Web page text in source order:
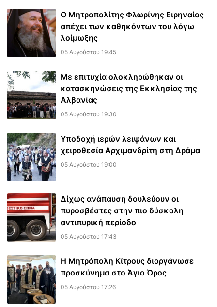
Ο Μητροπολίτης Φλωρίνης Ειρηναίος
απέχει των καθηκόντων του λόγω
λοίμωξης
05 Αυγούστου 19:45
Με επιτυχία ολοκληρώθηκαν οι
κατασκηνώσεις της Εκκλησίας της
Αλβανίας
05 Αυγούστου 19:30
Υποδοχή ιερών λειψάνων και
χειροθεσία Αρχιμανδρίτη στη Δράμα
05 Αυγούστου 19:00
Δίχως ανάπαυση δουλεύουν οι
πυροσβέστες στην πιο δύσκολη
αντιπυρική περίοδο
05 Αυγούστου 17:43
Η Μητρόπολη Κίτρους διοργάνωσε
προσκύνημα στο Άγιο Όρος
05 Αυγούστου 17:26